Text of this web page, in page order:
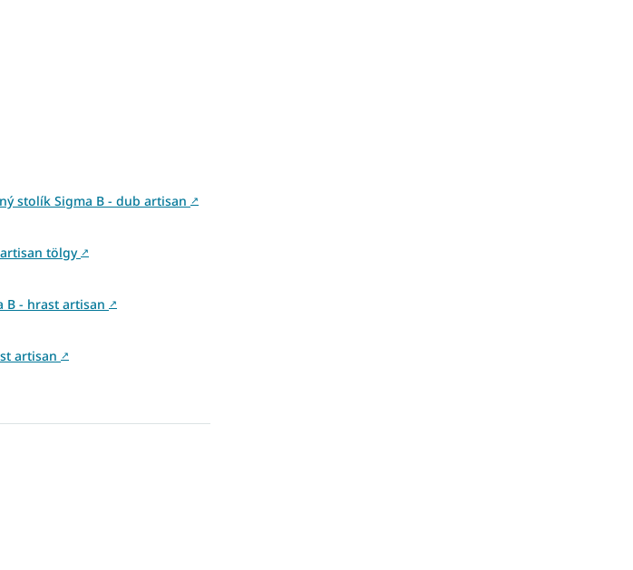
stolík Sigma B - dub artisan ↗
tölgy ↗
B - hrast artisan ↗
artisan ↗